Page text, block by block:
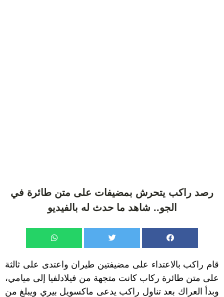
رصد راكب يتحرش بمضيفات على متن طائرة في
الجو.. شاهد ما حدث له بالفيديو
قام راكب بالاعتداء على مضيفتين طيران واعتدى على ثالثة
على متن طائرة ركاب كانت متجهة من فيلادلفيا إلى ميامي،
وبدأ العراك بعد تناول راكب يدعى ماكسويل بيري ويبلغ من